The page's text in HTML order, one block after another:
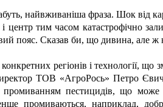
найвживаніша фраза. Шок від
тим часом катастрофічно
пояс. Сказав би, що дивина, але ж
регіонів і технології, що
ТОВ «АгроРось» Петро
пестицидів, що може
промиваються, наприклад,